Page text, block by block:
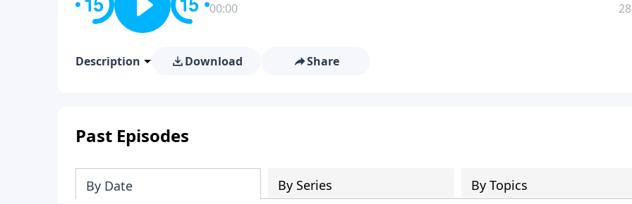
00:00
Description Download Share
Past Episodes
By Date By Series By Topics